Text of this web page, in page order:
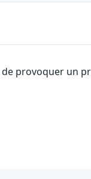
provoquer un